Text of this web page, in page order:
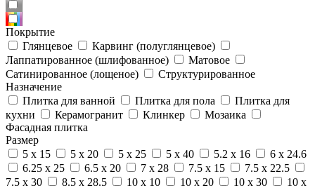
Покрытие
Глянцевое
Карвинг (полуглянцевое)
Лаппатированное (шлифованное)
Матовое
Сатинированное (лощеное)
Структурированное
Назначение
Плитка для ванной
Плитка для пола
Плитка для
кухни
Керамогранит Клинкер
Мозаика
Фасадная плитка
Размер
5 x 15
5 x 20 5 x 25 5 x 40 5.2 x 16
6 x 24.6
6.25 x 25
6.5 x 20 7 x 28 7.5 x 15
7.5 x 22.5
7.5 x 30
8.5 x 28.5 10 x 10 10 x 20 10 x 30 10 x